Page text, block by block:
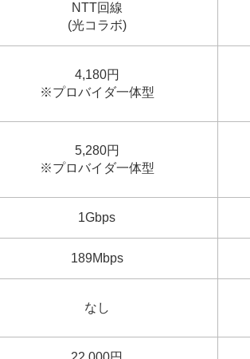
NTT回線
(光コラボ)
4,180円
※プロバイダ一体型
5,280円
※プロバイダ一体型
1Gbps
189Mbps
なし